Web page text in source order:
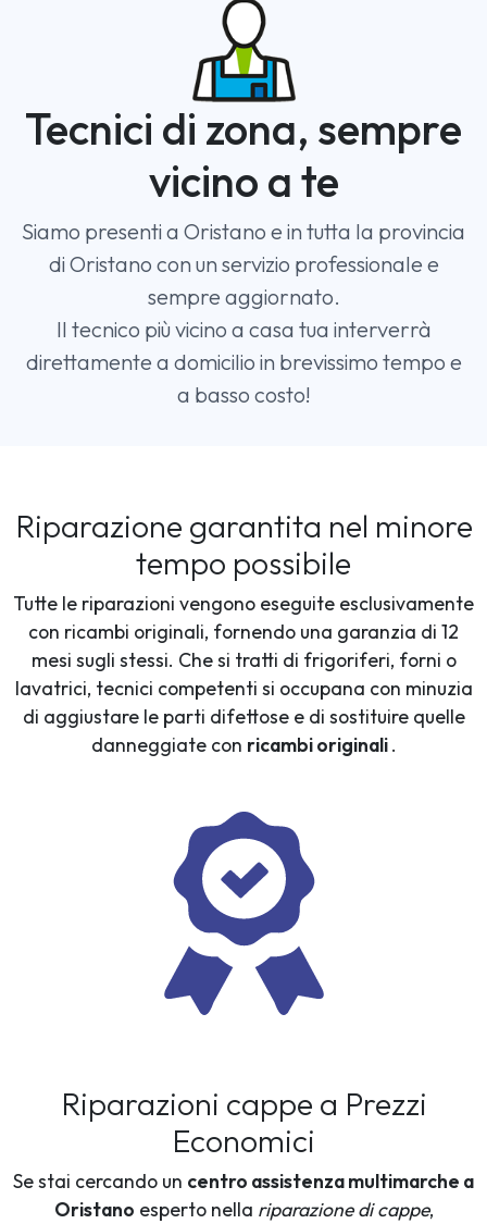
Tecnici di zona, sempre
vicino a te
Siamo presenti a Oristano e in tutta la provincia
di Oristano con un servizio professionale e
sempre aggiornato.
Il tecnico più vicino a casa tua interverrà
direttamente a domicilio in brevissimo tempo e
a basso costo!
Riparazione garantita nel minore
tempo possibile
Tutte le riparazioni vengono eseguite esclusivamente
con ricambi originali, fornendo una garanzia di 12
mesi sugli stessi. Che si tratti di frigoriferi, forni o
lavatrici, tecnici competenti si occupana con minuzia
di aggiustare le parti difettose e di sostituire quelle
danneggiate con ricambi originali.
Riparazioni cappe a Prezzi
Economici
Se stai cercando un centro assistenza multimarche a
Oristano esperto nella riparazione di cappe,